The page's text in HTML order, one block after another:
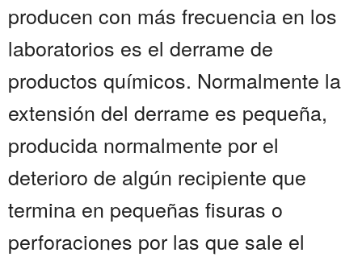
producen con más frecuencia en los
laboratorios es el derrame de
productos químicos. Normalmente la
extensión del derrame es pequeña,
producida normalmente por el
deterioro de algún recipiente que
termina en pequeñas fisuras o
perforaciones por las que sale el